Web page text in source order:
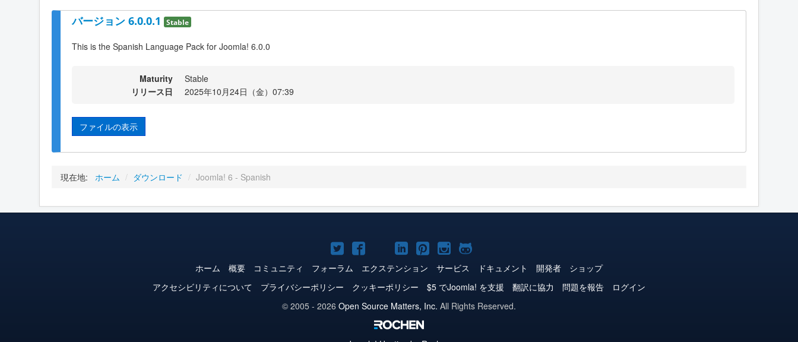
バージョン 6.0.0.1 Stable
This is the Spanish Language Pack for Joomla! 6.0.0
Maturity
Stable
リリース日
2025年10月24日（金）07:39
ファイルの表示
現在地: ホーム / ダウンロード / Joomla! 6 - Spanish
Joomla!
Twitter
Joomla!
Facebook
Joomla!
YouTube
Joomla!
LinkedIn
Joomla!
Pinterest
Joomla!
Instagram
Joomla!
GitHub
ホーム 概要 コミュニティ フォーラム エクステンション サービス ドキュメント 開発者
ショップ
アクセシビリティについて
プライバシーポリシー クッキーポリシー $5 でJoomla! を支援 翻訳に協力 問題を報告
ログイン
© 2005 - 2026 Open Source Matters, Inc. All Rights Reserved.